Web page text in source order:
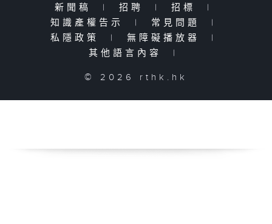
新聞稿 | 招聘 | 招標
|
知識產權告示
| 常見問題
|
私隱政策
| 無障礙播放器
|
其他語言內容
|
© 2026 rthk.hk